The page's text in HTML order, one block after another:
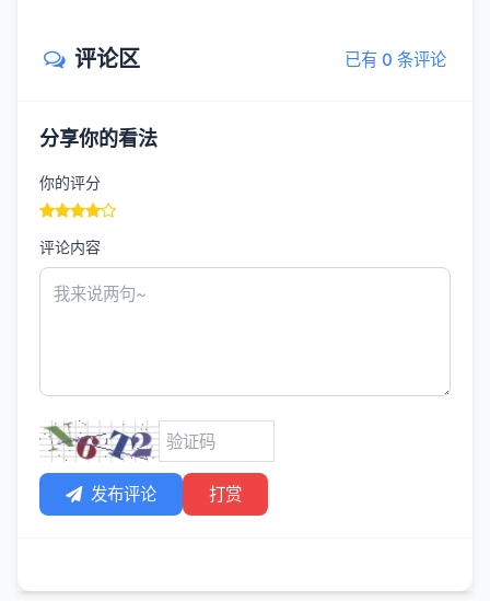
评论区 已有 0 条评论
分享你的看法
你的评分
评论内容
发布评论 打赏